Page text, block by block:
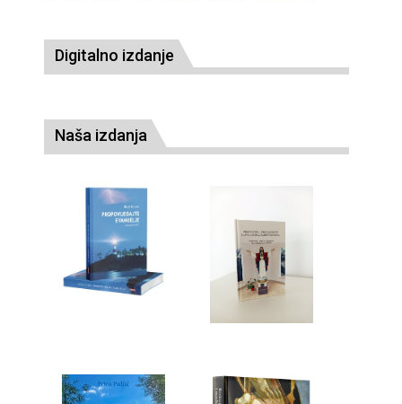
Digitalno izdanje
Naša izdanja